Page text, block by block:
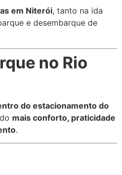
em Niterói, tanto na ida
e desembarque de
no Rio
do estacionamento do
mais conforto, praticidade
.